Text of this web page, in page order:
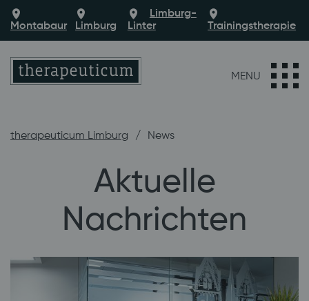
Montabaur Limburg
Limburg-
Linter
Trainingstherapie
MENU
therapeuticum Limburg News
Aktuelle
Nachrichten